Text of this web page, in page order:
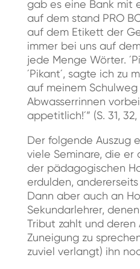
gab es eine Bank mit
auf dem stand PRO
auf dem Etikett der
immer bei uns auf
jede Menge Wörter.
´Pikant´, sagte ich zu
auf meinem
Abwasserrinnen
appetitlich!´” (S. 31, 32,
Der folgende Auszug
viele Seminare, die er
der pädagogischen
erdulden,
Dann aber auch an
Sekundarlehrer,
Tribut zahlt und deren
Zuneigung zu
zuviel verlangt) ihn